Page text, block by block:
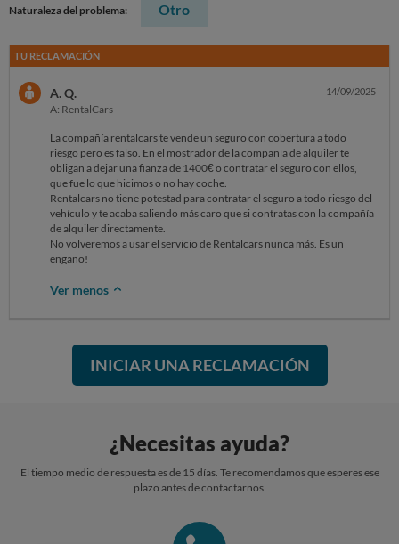
Naturaleza del problema: Otro
TU RECLAMACIÓN
A. Q.
A: RentalCars
14/09/2025
La compañía rentalcars te vende un seguro con cobertura a todo
riesgo pero es falso. En el mostrador de la compañía de alquiler te
obligan a dejar una fianza de 1400€ o contratar el seguro con ellos,
que fue lo que hicimos o no hay coche.
Rentalcars no tiene potestad para contratar el seguro a todo riesgo del
vehículo y te acaba saliendo más caro que si contratas con la compañía
de alquiler directamente.
No volveremos a usar el servicio de Rentalcars nunca más. Es un
engaño!
Ver menos
INICIAR UNA RECLAMACIÓN
¿Necesitas ayuda?
El tiempo medio de respuesta es de 15 días. Te recomendamos que esperes ese
plazo antes de contactarnos.